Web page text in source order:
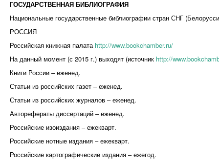
ГОСУДАРСТВЕННАЯ БИБЛИОГРАФИЯ
Национальные государственные библиографии стран СНГ
РОССИЯ
Российская книжная палатаhttp://www.bookchamber.ru/
На данный момент (с 2015 г.) выходят (источник http://
Книги России – еженед.
Статьи из российских газет – еженед.
Статьи из российских журналов – еженед.
Авторефераты диссертаций – еженед.
Российские изоиздания – ежекварт.
Российские нотные издания – ежекварт.
Российские картографические издания – ежегод.